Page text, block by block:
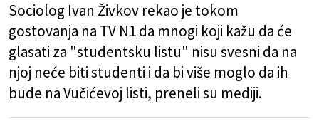
Sociolog Ivan Živkov rekao je tokom
gostovanja na TV N1 da mnogi koji kažu da će
glasati za "studentsku listu" nisu svesni da na
njoj neće biti studenti i da bi više moglo da ih
bude na Vučićevoj listi, preneli su mediji.